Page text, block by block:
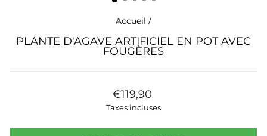
Accueil /
PLANTE D'AGAVE ARTIFICIEL EN POT AVEC
FOUGÈRES
Prix
régulier
€119,90
Taxes incluses